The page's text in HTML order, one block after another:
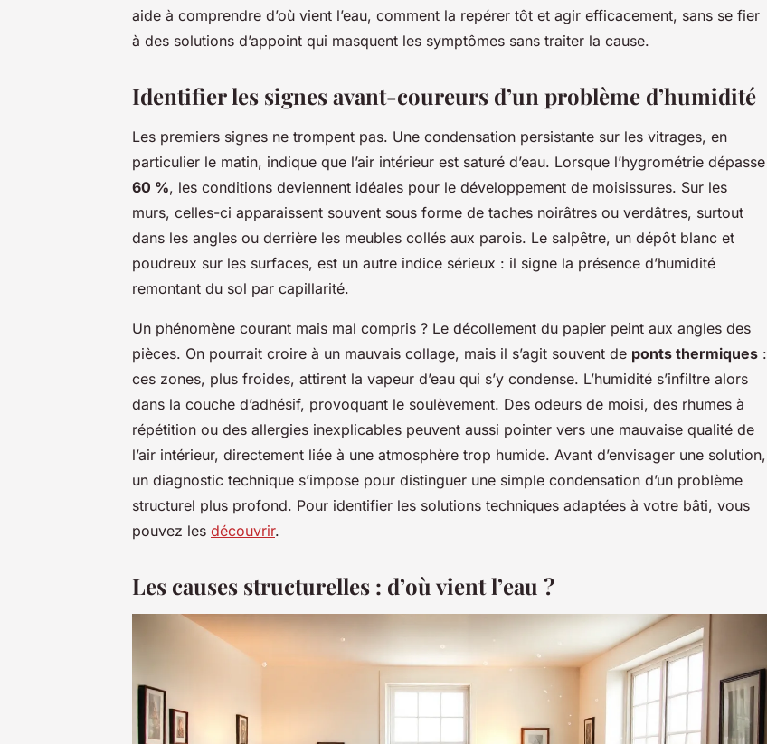
aide à comprendre d’où vient l’eau, comment la repérer tôt et agir efficacement, sans se fier
à des solutions d’appoint qui masquent les symptômes sans traiter la cause.
Identifier les signes avant-coureurs d’un problème d’humidité
Les premiers signes ne trompent pas. Une condensation persistante sur les vitrages, en
particulier le matin, indique que l’air intérieur est saturé d’eau. Lorsque l’hygrométrie dépasse
60 %, les conditions deviennent idéales pour le développement de moisissures. Sur les
murs, celles-ci apparaissent souvent sous forme de taches noirâtres ou verdâtres, surtout
dans les angles ou derrière les meubles collés aux parois. Le salpêtre, un dépôt blanc et
poudreux sur les surfaces, est un autre indice sérieux : il signe la présence d’humidité
remontant du sol par capillarité.
Un phénomène courant mais mal compris ? Le décollement du papier peint aux angles des
pièces. On pourrait croire à un mauvais collage, mais il s’agit souvent de ponts thermiques :
ces zones, plus froides, attirent la vapeur d’eau qui s’y condense. L’humidité s’infiltre alors
dans la couche d’adhésif, provoquant le soulèvement. Des odeurs de moisi, des rhumes à
répétition ou des allergies inexplicables peuvent aussi pointer vers une mauvaise qualité de
l’air intérieur, directement liée à une atmosphère trop humide. Avant d’envisager une solution,
un diagnostic technique s’impose pour distinguer une simple condensation d’un problème
structurel plus profond. Pour identifier les solutions techniques adaptées à votre bâti, vous
pouvez les découvrir.
Les causes structurelles : d’où vient l’eau ?